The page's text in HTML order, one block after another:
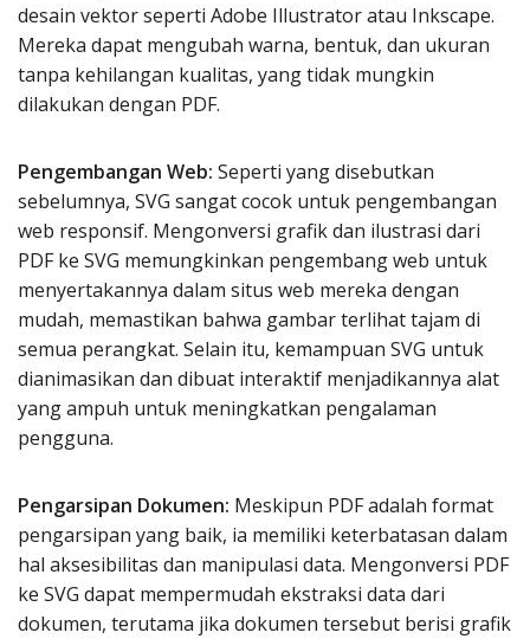
desain vektor seperti Adobe Illustrator atau Inkscape.
Mereka dapat mengubah warna, bentuk, dan ukuran
tanpa kehilangan kualitas, yang tidak mungkin
dilakukan dengan PDF.
Pengembangan Web: Seperti yang disebutkan
sebelumnya, SVG sangat cocok untuk pengembangan
web responsif. Mengonversi grafik dan ilustrasi dari
PDF ke SVG memungkinkan pengembang web untuk
menyertakannya dalam situs web mereka dengan
mudah, memastikan bahwa gambar terlihat tajam di
semua perangkat. Selain itu, kemampuan SVG untuk
dianimasikan dan dibuat interaktif menjadikannya alat
yang ampuh untuk meningkatkan pengalaman
pengguna.
Pengarsipan Dokumen: Meskipun PDF adalah format
pengarsipan yang baik, ia memiliki keterbatasan dalam
hal aksesibilitas dan manipulasi data. Mengonversi PDF
ke SVG dapat mempermudah ekstraksi data dari
dokumen, terutama jika dokumen tersebut berisi grafik